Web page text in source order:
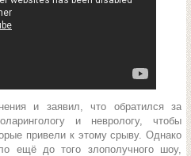
и заявил, что обратился за
и неврологу, чтобы
привели к этому срыву. Однако
ещё до того злополучного шоу,